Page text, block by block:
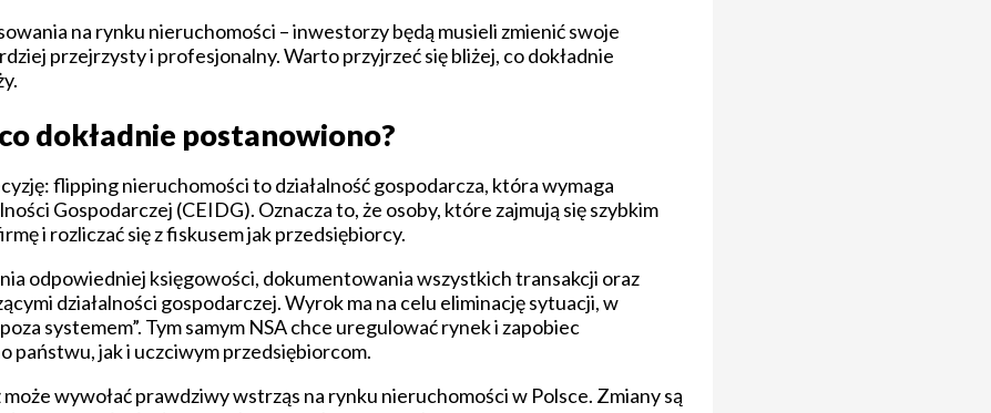
na rynku nieruchomości – inwestorzy będą musieli zmienić swoje
przejrzysty i profesjonalny. Warto przyjrzeć się bliżej, co dokładnie
dokładnie postanowiono?
flipping nieruchomości to działalność gospodarcza, która wymaga
Gospodarczej (CEIDG). Oznacza to, że osoby, które zajmują się szybkim
i rozliczać się z fiskusem jak przedsiębiorcy.
odpowiedniej księgowości, dokumentowania wszystkich transakcji oraz
działalności gospodarczej. Wyrok ma na celu eliminację sytuacji, w
systemem”. Tym samym NSA chce uregulować rynek i zapobiec
państwu, jak i uczciwym przedsiębiorcom.
wywołać prawdziwy wstrząs na rynku nieruchomości w Polsce. Zmiany są